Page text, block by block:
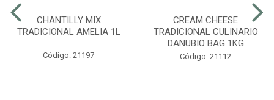
CHANTILLY MIX
TRADICIONAL AMELIA 1L
Código: 21197
CREAM CHEESE
TRADICIONAL CULINARIO
DANUBIO BAG 1KG
Código: 21112